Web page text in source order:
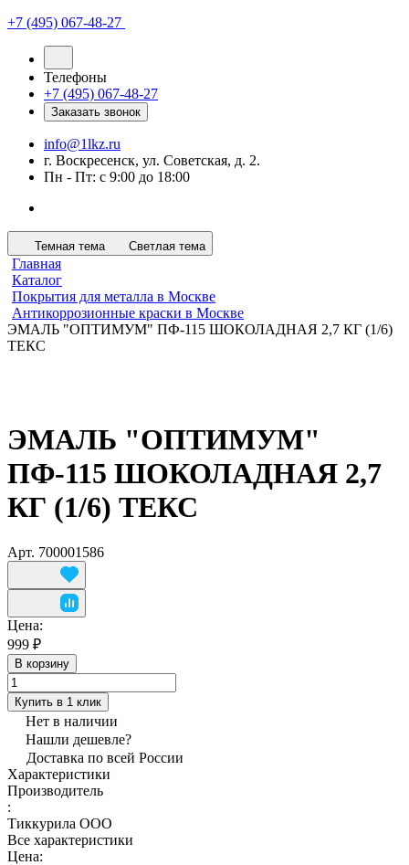
+7 (495) 067-48-27
Телефоны
+7 (495) 067-48-27
Заказать звонок
info@1lkz.ru
г. Воскресенск, ул. Советская, д. 2.
Пн - Пт: с 9:00 до 18:00
Темная тема Светлая тема
Главная
Каталог
Покрытия для металла в Москве
Антикоррозионные краски в Москве
ЭМАЛЬ "ОПТИМУМ" ПФ-115 ШОКОЛАДНАЯ 2,7 КГ (1/6)
ТЕКС
ЭМАЛЬ "ОПТИМУМ"
ПФ-115 ШОКОЛАДНАЯ 2,7
КГ (1/6) ТЕКС
Арт. 700001586
Цена:
999 ₽
В корзину
Купить в 1 клик
Нет в наличии
Нашли дешевле?
Доставка по всей России
Характеристики
Производитель
:
Тиккурила ООО
Все характеристики
Цена: